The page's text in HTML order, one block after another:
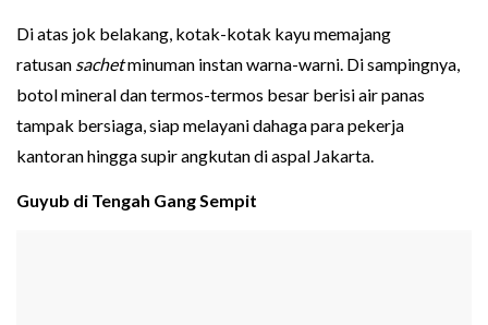
Di atas jok belakang, kotak-kotak kayu memajang
ratusan sachetminuman instan warna-warni. Di sampingnya,
botol mineral dan termos-termos besar berisi air panas
tampak bersiaga, siap melayani dahaga para pekerja
kantoran hingga supir angkutan di aspal Jakarta.
Guyub di Tengah Gang Sempit